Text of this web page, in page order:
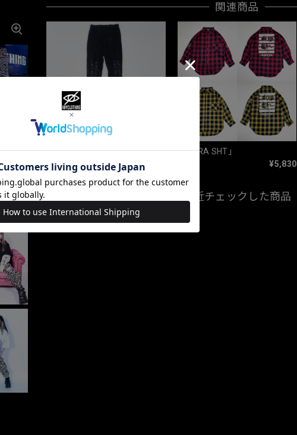
関連商品
‪「KURINUKI４」‬
¥3,850
「BARA SHT」
¥5,830
最近チェックした商品